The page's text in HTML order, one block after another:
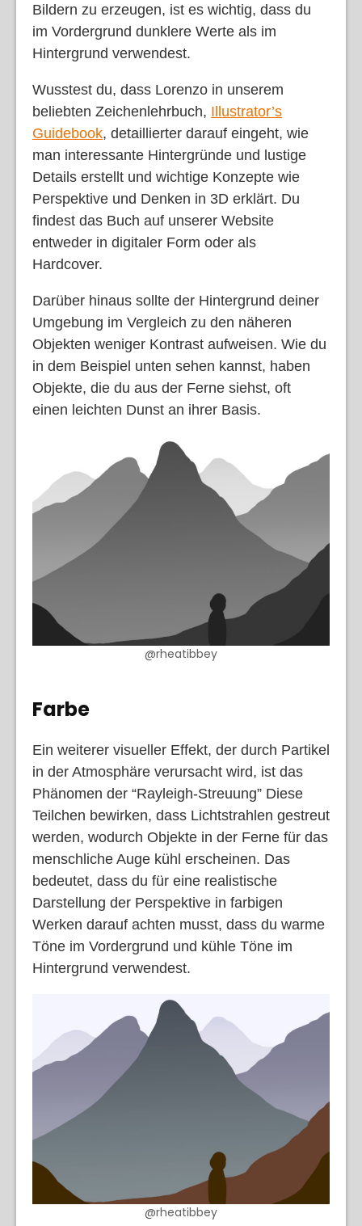
Bildern zu erzeugen, ist es wichtig, dass du
im Vordergrund dunklere Werte als im
Hintergrund verwendest.
Wusstest du, dass Lorenzo in unserem
beliebten Zeichenlehrbuch, Illustrator’s
Guidebook, detaillierter darauf eingeht, wie
man interessante Hintergründe und lustige
Details erstellt und wichtige Konzepte wie
Perspektive und Denken in 3D erklärt. Du
findest das Buch auf unserer Website
entweder in digitaler Form oder als
Hardcover.
Darüber hinaus sollte der Hintergrund deiner
Umgebung im Vergleich zu den näheren
Objekten weniger Kontrast aufweisen. Wie du
in dem Beispiel unten sehen kannst, haben
Objekte, die du aus der Ferne siehst, oft
einen leichten Dunst an ihrer Basis.
@rheatibbey
Farbe
Ein weiterer visueller Effekt, der durch Partikel
in der Atmosphäre verursacht wird, ist das
Phänomen der “Rayleigh-Streuung” Diese
Teilchen bewirken, dass Lichtstrahlen gestreut
werden, wodurch Objekte in der Ferne für das
menschliche Auge kühl erscheinen. Das
bedeutet, dass du für eine realistische
Darstellung der Perspektive in farbigen
Werken darauf achten musst, dass du warme
Töne im Vordergrund und kühle Töne im
Hintergrund verwendest.
@rheatibbey